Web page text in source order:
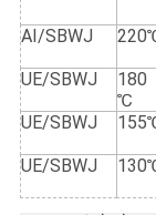
AI/SBWJ
UE/SBWJ
180
℃
UE/SBWJ
UE/SBWJ